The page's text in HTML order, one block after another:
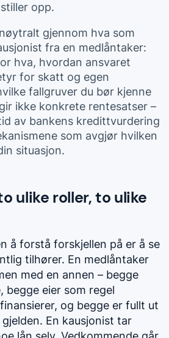
opp.
gjennom hva som
fra en medlåntaker:
hva, hvordan ansvaret
for skatt og egen
fallgruver du bør kjenne
ikke konkrete rentesatser –
av bankens kredittvurdering
som avgjør hvilken
situasjon.
ulike roller, to ulike
å forstå forskjellen på er å se
tilhører. En medlåntaker
med en annen – begge
begge eier som regel
og begge er fullt ut
En kausjonist tar